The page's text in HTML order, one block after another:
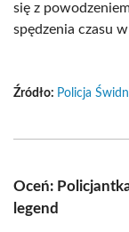
się z
spędzenia czasu
Źródło: Policja
Oceń:
legend